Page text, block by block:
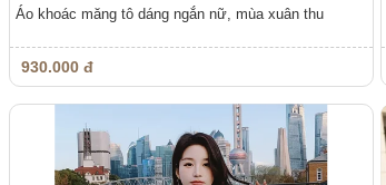
Áo khoác măng tô dáng ngắn nữ, mùa xuân thu
930.000 đ